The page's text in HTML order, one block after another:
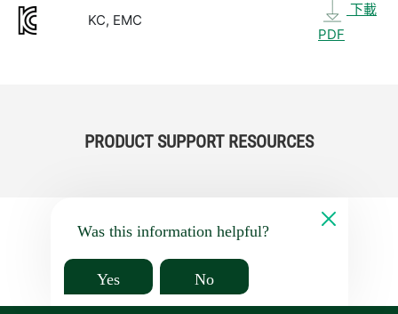
KC, EMC
下載
PDF
PRODUCT SUPPORT RESOURCES
Was this information helpful?
Yes No